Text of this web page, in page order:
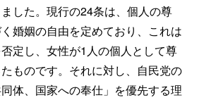
した。現行の24条は、個人の尊
婚姻の自由を定めており、これは
定し、女性が1人の個人として尊
ものです。それに対し、自民党の
体、国家への奉仕」を優先する理